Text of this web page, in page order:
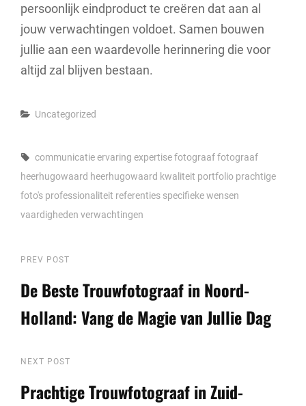
persoonlijk eindproduct te creëren dat aan al
jouw verwachtingen voldoet. Samen bouwen
jullie aan een waardevolle herinnering die voor
altijd zal blijven bestaan.
Categories
Uncategorized
Tags,
communicatieervaring expertisefotograaffotograaf
heerhugowaard heerhugowaard kwaliteit portfolio prachtige
foto's professionaliteit referenties specifieke wensen
vaardigheden verwachtingen
Berichtnavigatie
Previous
Post
PREV POST
De Beste Trouwfotograaf in Noord-
Holland: Vang de Magie van Jullie Dag
Next
Post
NEXT POST
Prachtige Trouwfotograaf in Zuid-